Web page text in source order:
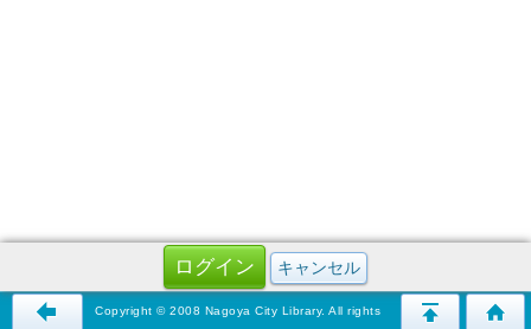
Copyright © 2008 Nagoya City Library. All rights